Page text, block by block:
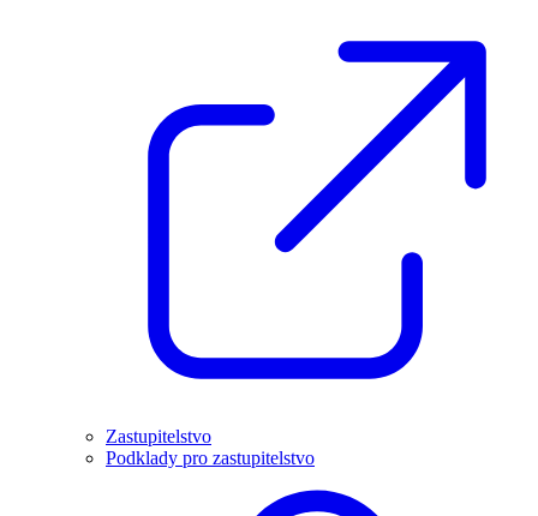
Zastupitelstvo
Podklady pro zastupitelstvo